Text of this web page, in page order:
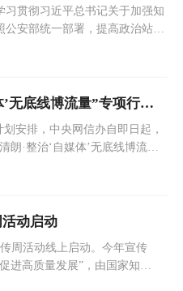
习贯彻习近平总书记关于加强知
公安部统一部署，提高政治站
2023”等专项行动，始终保持对
关于开展“清朗·整治‘自媒体’无底线博流量”专项行动的通知
安排，中央网信办自即日起，
朗·整治‘自媒体’无底线博流
动启动
周活动线上启动。今年宣传
进高质量发展”，由国家知识